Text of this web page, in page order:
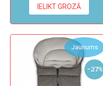
IELIKT GROZĀ
Jaunums
-27%